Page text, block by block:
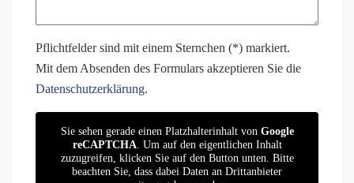
Pflichtfelder sind mit einem Sternchen (*) markiert.
Mit dem Absenden des Formulars akzeptieren Sie die
Datenschutzerklärung.
Sie sehen gerade einen Platzhalterinhalt von Google
reCAPTCHA. Um auf den eigentlichen Inhalt
zuzugreifen, klicken Sie auf den Button unten. Bitte
beachten Sie, dass dabei Daten an Drittanbieter